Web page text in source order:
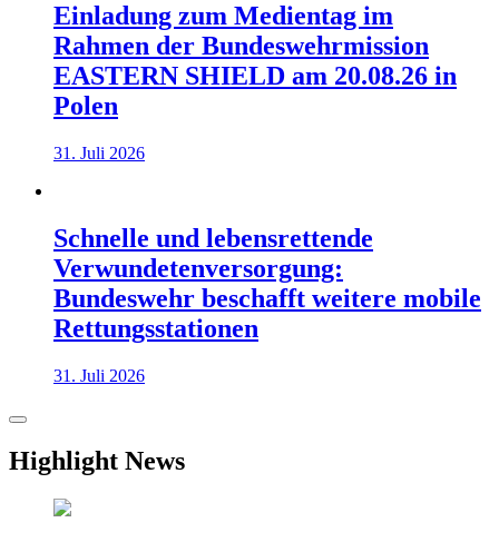
Einladung zum Medientag im
Rahmen der Bundeswehrmission
EASTERN SHIELD am 20.08.26 in
Polen
31. Juli 2026
Schnelle und lebensrettende
Verwundetenversorgung:
Bundeswehr beschafft weitere mobile
Rettungsstationen
31. Juli 2026
Highlight News